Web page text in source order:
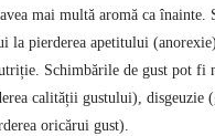
mai multă aromă ca înainte.
la pierderea apetitului
Schimbările de gust pot fi
calității gustului), disgeuzie
oricărui gust).